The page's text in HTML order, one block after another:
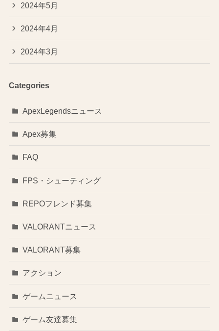
2024年5月
2024年4月
2024年3月
Categories
ApexLegendsニュース
Apex募集
FAQ
FPS・シューティング
REPOフレンド募集
VALORANTニュース
VALORANT募集
アクション
ゲームニュース
ゲーム友達募集